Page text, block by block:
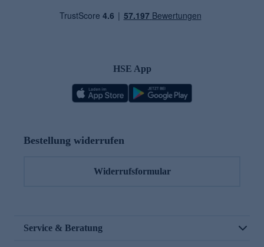
HSE App
Bestellung widerrufen
Widerrufsformular
Service & Beratung